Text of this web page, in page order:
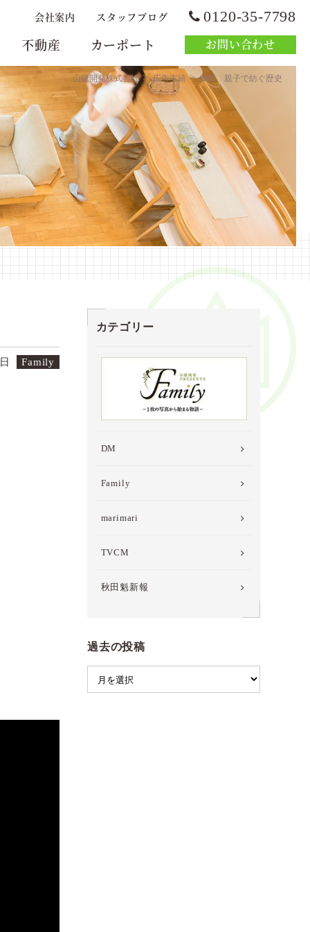
不動産 カーポート お問い合わせ
会社案内 スタッフブログ 0120-35-7798
山建開発株式会社>広告実績>#065 親子で紡ぐ歴史
Family
カテゴリー
DM
Family
marimari
TVCM
秋田魁新報
過去の投稿